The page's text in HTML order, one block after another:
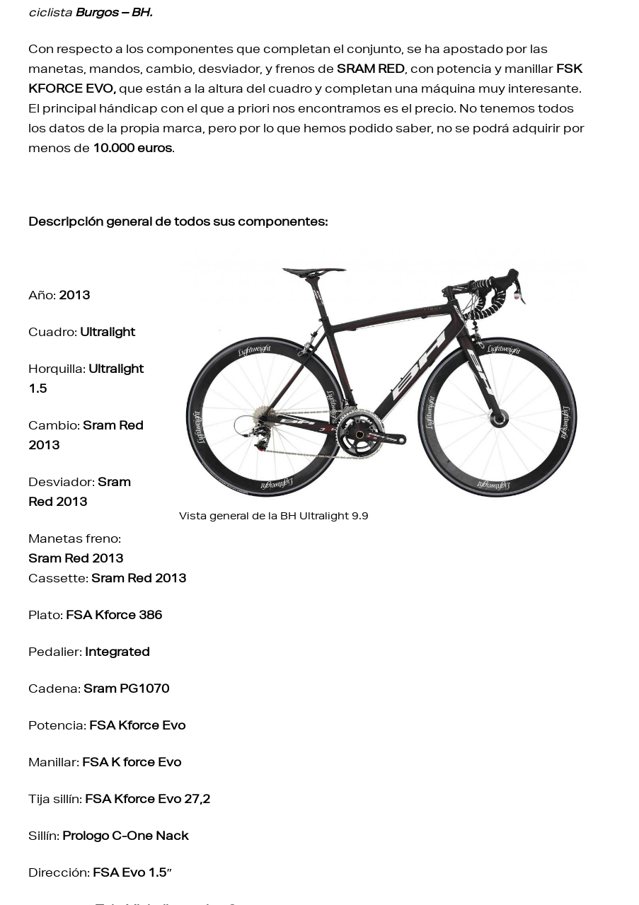
ciclista Burgos – BH.
Con respecto a los componentes que completan el conjunto, se ha apostado por las
manetas, mandos, cambio, desviador, y frenos de SRAM RED , con potencia y manillar FSK
KFORCE EVO,que están a la altura del cuadro y completan una máquina muy interesante.
El principal hándicap con el que a priori nos encontramos es el precio. No tenemos todos
los datos de la propia marca, pero por lo que hemos podido saber, no se podrá adquirir por
menos de 10.000 euros.
Descripción general de todos sus componentes:
Vista general de la BH Ultralight 9.9
Año: 2013
Cuadro: Ultralight
Horquilla: Ultralight
1.5
Cambio: Sram Red
2013
Desviador: Sram
Red 2013
Manetas freno:
Sram Red 2013
Cassette: Sram Red 2013
Plato: FSA Kforce 386
Pedalier: Integrated
Cadena: Sram PG1070
Potencia: FSA Kforce Evo
Manillar: FSA K force Evo
Tija sillín: FSA Kforce Evo 27,2
Sillín: Prologo C-One Nack
Dirección: FSA Evo 1.5″